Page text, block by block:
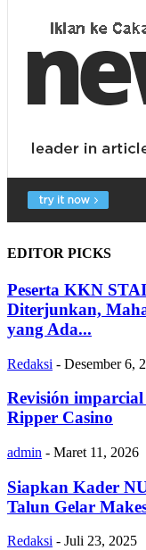
EDITOR PICKS
Peserta KKN
Diterjunkan,
yang Ada...
Redaksi - Desember 6,
Revisión imparcial
Ripper Casino
admin - Maret 11, 2026
Siapkan Kader
Talun Gelar
Redaksi - Juli 23, 2025